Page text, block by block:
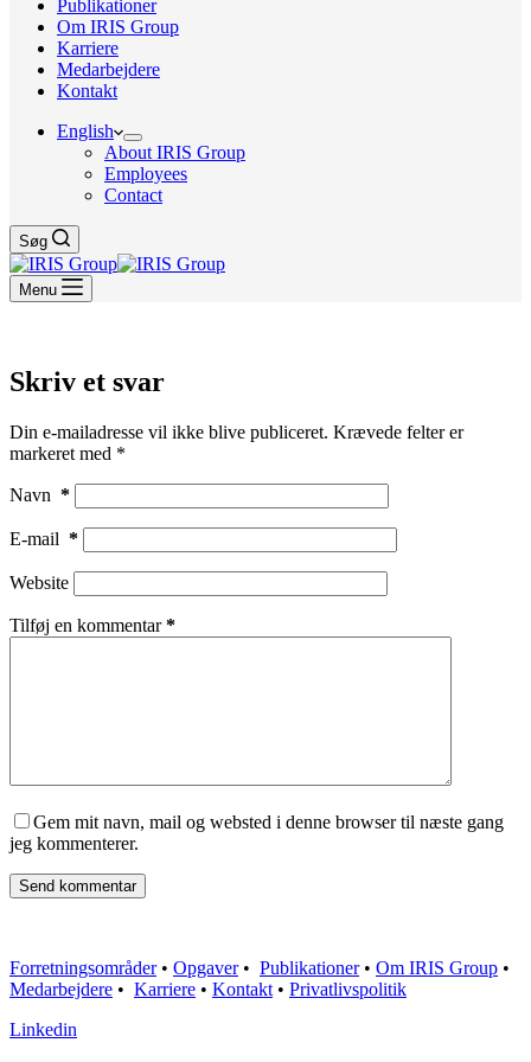
Publikationer
Om IRIS Group
Karriere
Medarbejdere
Kontakt
English
About IRIS Group
Employees
Contact
Søg
Menu
Skriv et svar
Din e-mailadresse vil ikke blive publiceret. Krævede felter er
markeret med *
Navn *
E-mail *
Website
Tilføj en kommentar*
Gem mit navn, mail og websted i denne browser til næste gang
jeg kommenterer.
Send kommentar
Forretningsområder• Opgaver• Publikationer• Om IRIS Group •
Medarbejdere • Karriere • Kontakt • Privatlivspolitik
Linkedin